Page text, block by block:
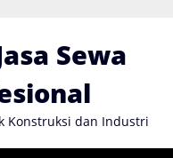
Sewa
Konstruksi dan Industri